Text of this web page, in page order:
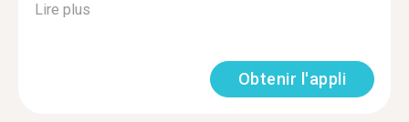
Lire plus
Obtenir l'appli